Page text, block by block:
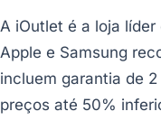
A iOutlet é a loja
Apple e Samsung
incluem garantia de
preços até 50%